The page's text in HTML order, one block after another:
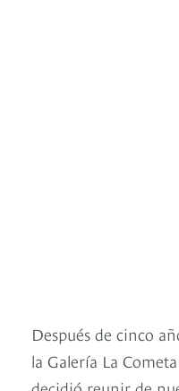
Después de cinco
la Galería La Cometa